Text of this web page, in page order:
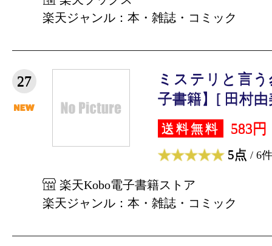
楽天ジャンル：本・雑誌・コミック
27
ミステリと言
子書籍】[ 田村由
送料無料 583円
5点 / 6件
楽天Kobo電子書籍ストア
楽天ジャンル：本・雑誌・コミック